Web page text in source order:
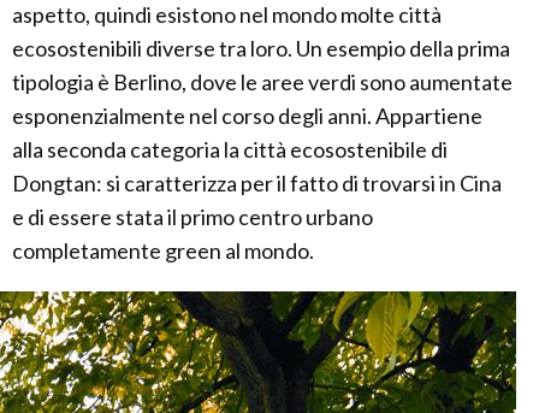
aspetto, quindi esistono nel mondo molte città
ecosostenibili diverse tra loro. Un esempio della prima
tipologia è Berlino, dove le aree verdi sono aumentate
esponenzialmente nel corso degli anni. Appartiene
alla seconda categoria la città ecosostenibile di
Dongtan: si caratterizza per il fatto di trovarsi in Cina
e di essere stata il primo centro urbano
completamente green al mondo.